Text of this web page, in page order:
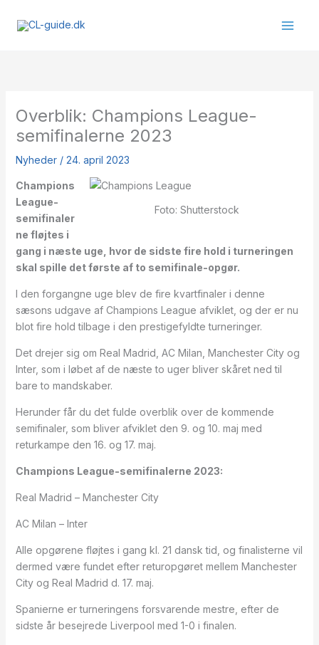
Overblik: Champions League-
semifinalerne 2023
Nyheder/ 24. april 2023
Foto: Shutterstock
Champions
League-
semifinaler
ne fløjtes i
gang i næste uge, hvor de sidste fire hold i turneringen
skal spille det første af to semifinale-opgør.
I den forgangne uge blev de fire kvartfinaler i denne
sæsons udgave af Champions League afviklet, og der er nu
blot fire hold tilbage i den prestigefyldte turneringer.
Det drejer sig om Real Madrid, AC Milan, Manchester City og
Inter, som i løbet af de næste to uger bliver skåret ned til
bare to mandskaber.
Herunder får du det fulde overblik over de kommende
semifinaler, som bliver afviklet den 9. og 10. maj med
returkampe den 16. og 17. maj.
Champions League-semifinalerne 2023:
Real Madrid – Manchester City
AC Milan – Inter
Alle opgørene fløjtes i gang kl. 21 dansk tid, og finalisterne vil
dermed være fundet efter returopgøret mellem Manchester
City og Real Madrid d. 17. maj.
Spanierne er turneringens forsvarende mestre, efter de
sidste år besejrede Liverpool med 1-0 i finalen.